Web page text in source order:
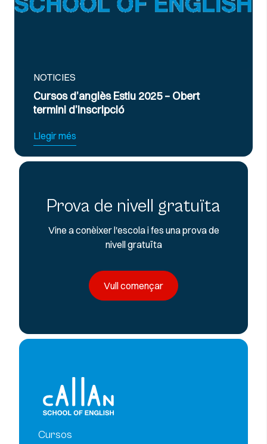
Estiu 2025 – Obert
Prova de nivell gratuïta
Vine a conèixer l'escola i fes una prova de
nivell gratuïta
Vull començar
Cursos